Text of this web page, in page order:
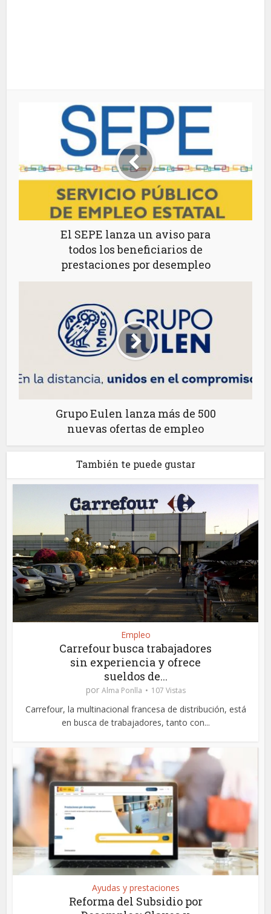
El SEPE lanza un aviso para
todos los beneficiarios de
prestaciones por desempleo
Grupo Eulen lanza más de 500
nuevas ofertas de empleo
También te puede gustar
Empleo
Carrefour busca trabajadores
sin experiencia y ofrece
sueldos de...
por Alma Ponlla 107 Vistas
Carrefour, la multinacional francesa de distribución, está
en busca de trabajadores, tanto con...
Ayudas y prestaciones
Reforma del Subsidio por